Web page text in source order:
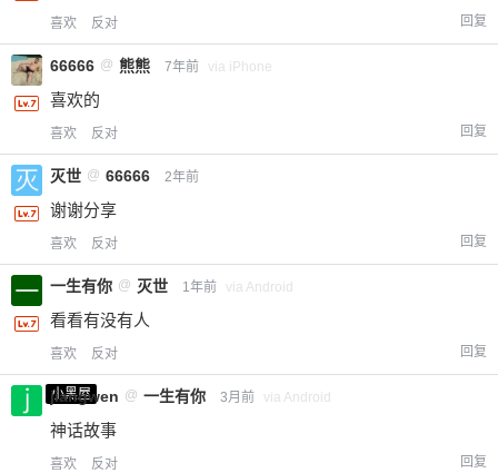
喜欢 反对 回复
66666 @ 熊熊 7年前 via iPhone
喜欢的
喜欢 反对 回复
灭世 @ 66666 2年前
谢谢分享
喜欢 反对 回复
一生有你 @ 灭世 1年前 via Android
看看有没有人
喜欢 反对 回复
小黑屋
jiangwen @ 一生有你 3月前 via Android
神话故事
喜欢 反对 回复